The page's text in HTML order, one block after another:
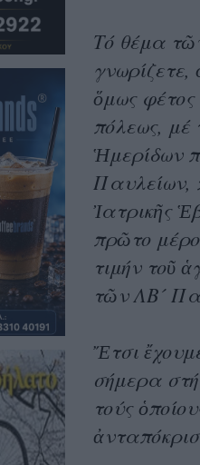
Τό θέμα
ὅμως
πόλεως, μέ
Ἡμερίδων
Παυλείων,
Ἰατρικῆς
πρῶτο
τιμήν τοῦ
τῶν ΛΒ´
Ἔτσι
σήμερα
τούς